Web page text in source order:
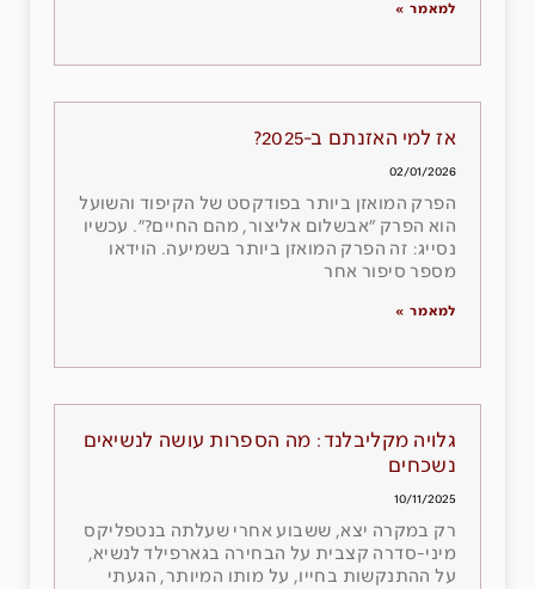
למאמר »
אז למי האזנתם ב-2025?
02/01/2026
הפרק המואזן ביותר בפודקסט של הקיפוד והשועל
הוא הפרק ״אבשלום אליצור, מהם החיים?״. עכשיו
נסייג: זה הפרק המואזן ביותר בשמיעה. הוידאו
מספר סיפור אחר
למאמר »
גלויה מקליבלנד: מה הספרות עושה לנשיאים
נשכחים
10/11/2025
רק במקרה יצא, ששבוע אחרי שעלתה בנטפליקס
מיני-סדרה קצבית על הבחירה בגארפילד לנשיא,
על ההתנקשות בחייו, על מותו המיותר, הגעתי